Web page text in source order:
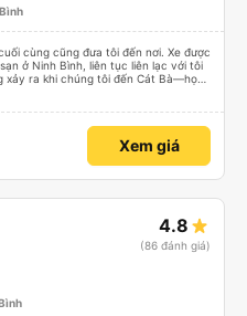
cùng cũng đưa tôi đến nơi. Xe được
ở Ninh Bình, liên tục liên lạc với tôi
xảy ra khi chúng tôi đến Cát Bà—họ
Xem giá
4.8
(86 đánh giá)